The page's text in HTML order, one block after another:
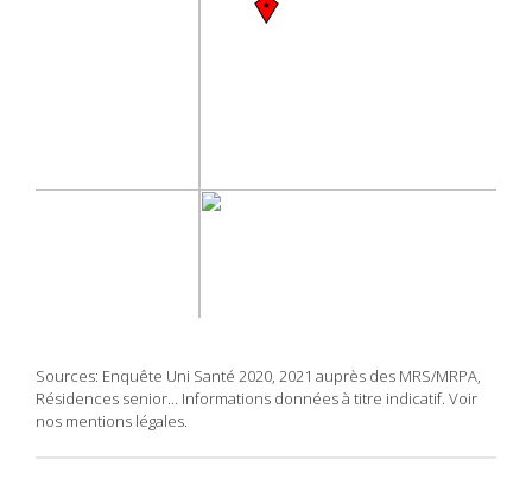
Sources: Enquête Uni Santé 2020, 2021 auprès des MRS/MRPA,
Résidences senior... Informations données à titre indicatif. Voir
nos mentions légales.